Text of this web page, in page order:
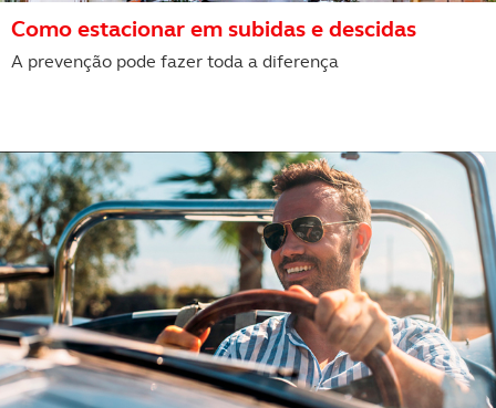
Como estacionar em subidas e descidas
A prevenção pode fazer toda a diferença